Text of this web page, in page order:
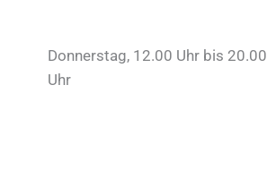
Donnerstag, 12.00 Uhr bis 20.00
Uhr